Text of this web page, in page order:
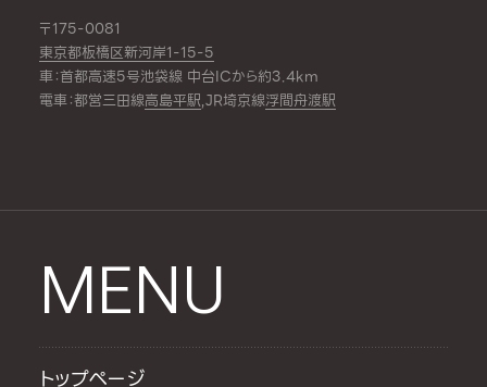
〒175-0081
東京都板橋区新河岸1-15-5
車：首都高速5号池袋線 中台ICから約3.4km
電車：都営三田線高島平駅,JR埼京線浮間舟渡駅
MENU
トップページ